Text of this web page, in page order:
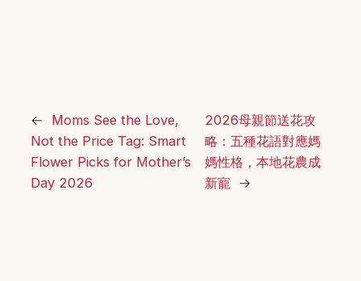
←
Moms See the Love,
Not the Price Tag: Smart
Flower Picks for Mother’s
Day 2026
2026母親節送花攻
略：五種花語對應媽
媽性格，本地花農成
新寵
→